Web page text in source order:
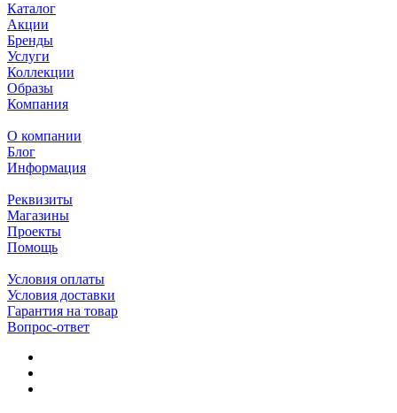
Каталог
Акции
Бренды
Услуги
Коллекции
Образы
Компания
О компании
Блог
Информация
Реквизиты
Магазины
Проекты
Помощь
Условия оплаты
Условия доставки
Гарантия на товар
Вопрос-ответ